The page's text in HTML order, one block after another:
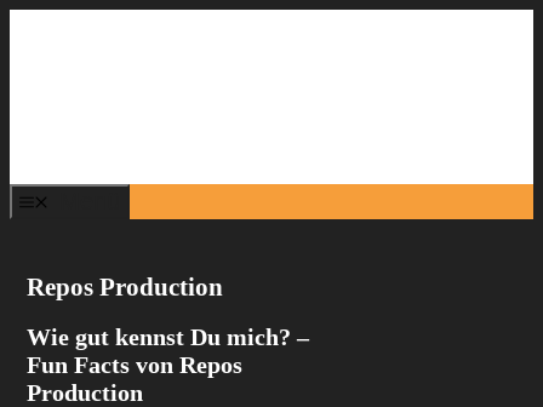
Repos Production
Wie gut kennst Du mich? –
Fun Facts von Repos
Production